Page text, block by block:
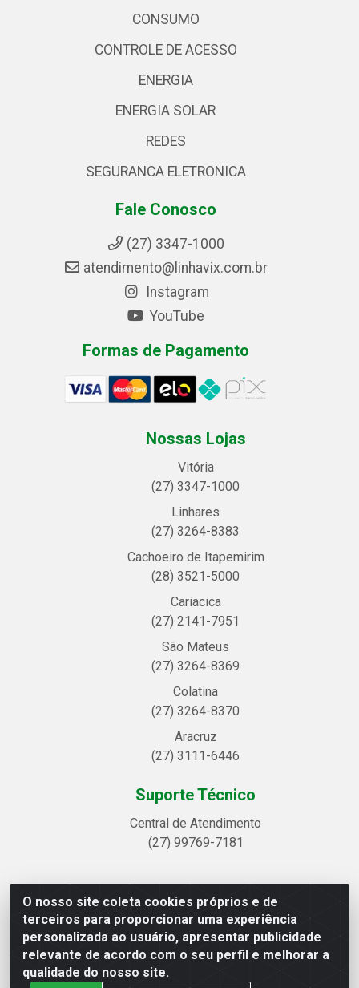
O nosso site coleta cookies próprios e de
terceiros para proporcionar uma experiência
personalizada ao usuário, apresentar publicidade
relevante de acordo com o seu perfil e melhorar a
qualidade do nosso site.
CONSUMO
CONTROLE DE ACESSO
ENERGIA
ENERGIA SOLAR
REDES
SEGURANCA ELETRONICA
Fale Conosco
(27) 3347-1000
atendimento@linhavix.com.br
Instagram
YouTube
Formas de Pagamento
Nossas Lojas
Vitória
(27) 3347-1000
Linhares
(27) 3264-8383
Cachoeiro de Itapemirim
(28) 3521-5000
Cariacica
(27) 2141-7951
São Mateus
(27) 3264-8369
Colatina
(27) 3264-8370
Aracruz
(27) 3111-6446
Suporte Técnico
Central de Atendimento
(27) 99769-7181
Linhavix Distribuidora LTDA - Avenida Alegre, 2521 -
Quadra314 Lote 05 e 07 - Shell, Linhares/ES - CEP
29.901-605 - CNPJ 20.857.514/0001-75